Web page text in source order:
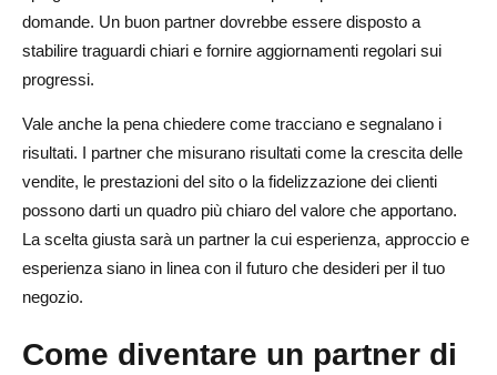
domande. Un buon partner dovrebbe essere disposto a
stabilire traguardi chiari e fornire aggiornamenti regolari sui
progressi.
Vale anche la pena chiedere come tracciano e segnalano i
risultati. I partner che misurano risultati come la crescita delle
vendite, le prestazioni del sito o la fidelizzazione dei clienti
possono darti un quadro più chiaro del valore che apportano.
La scelta giusta sarà un partner la cui esperienza, approccio e
esperienza siano in linea con il futuro che desideri per il tuo
negozio.
Come diventare un partner di